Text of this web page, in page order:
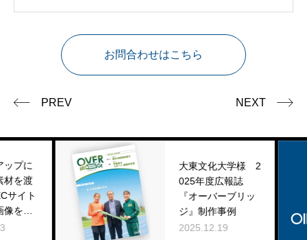
お問合わせはこちら
PREV NEXT
大東文化大学様 2
025年度広報誌
『オーバーブリッ
ジ』制作事例
2025.12.19